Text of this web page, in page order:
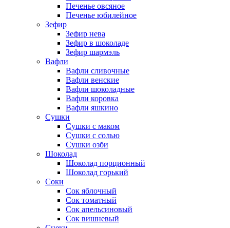
Печенье овсяное
Печенье юбилейное
Зефир
Зефир нева
Зефир в шоколаде
Зефир шармэль
Вафли
Вафли сливочные
Вафли венские
Вафли шоколадные
Вафли коровка
Вафли яшкино
Сушки
Сушки с маком
Сушки с солью
Сушки озби
Шоколад
Шоколад порционный
Шоколад горький
Соки
Сок яблочный
Сок томатный
Сок апельсиновый
Сок вишневый